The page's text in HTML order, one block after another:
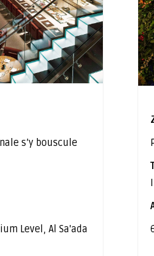
s’y bouscule
Level, Al Sa'ada